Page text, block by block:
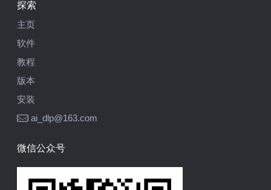
探索
主页
软件
教程
版本
安装
ai_dlp@163.com
微信公众号